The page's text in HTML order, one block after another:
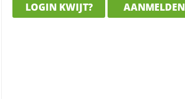
LOGIN KWIJT? AANMELDEN